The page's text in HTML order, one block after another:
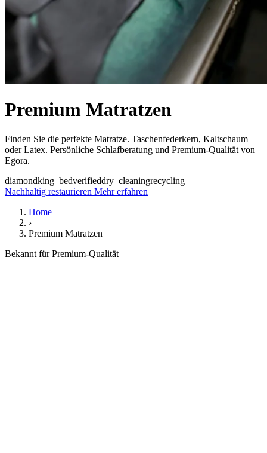
Premium Matratzen
Finden Sie die perfekte Matratze. Taschenfederkern, Kaltschaum
oder Latex. Persönliche Schlafberatung und Premium-Qualität von
Egora.
diamondking_bedverifieddry_cleaningrecycling
Nachhaltig restaurieren Mehr erfahren
Home
›
Premium Matratzen
Bekannt für Premium-Qualität